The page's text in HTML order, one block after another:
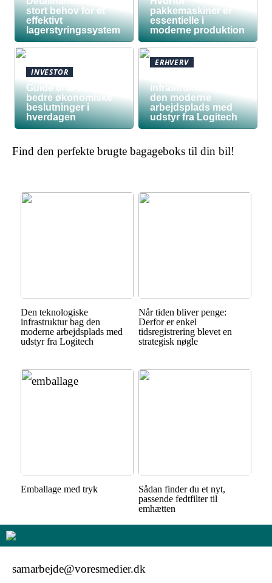
stort behov for et
effektivt
lagerstyringssystem
pakkemaskiner er
essentielle i
moderne produktion
INVESTOR
Guide til at træffe
bedre økonomiske
beslutninger i
hverdagen
ERHVERV
infrastruktur bag
den moderne
arbejdsplads med
udstyr fra Logitech
Find den perfekte brugte bagageboks til din bil!
Den teknologiske
infrastruktur bag den
moderne arbejdsplads med
udstyr fra Logitech
Når tiden bliver penge:
Derfor er enkel
tidsregistrering blevet en
strategisk nøgle
Emballage med tryk
Sådan finder du et nyt,
passende fedtfilter til
emhætten
samarbejde@voresmedier.dk